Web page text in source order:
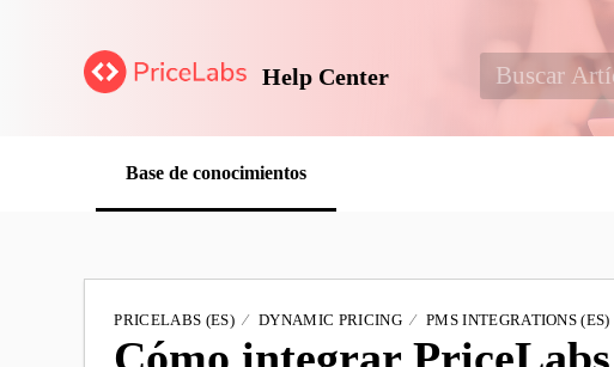
Help Center
Base de conocimientos
PRICELABS (ES) DYNAMIC PRICING PMS INTEGRATIONS (ES)
Cómo integrar